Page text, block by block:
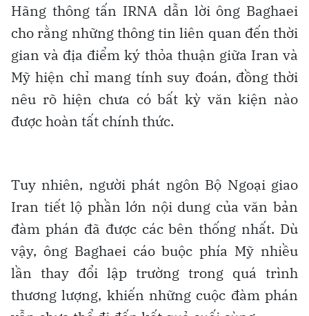
Hãng thông tấn IRNA dẫn lời ông Baghaei
cho rằng những thông tin liên quan đến thời
gian và địa điểm ký thỏa thuận giữa Iran và
Mỹ hiện chỉ mang tính suy đoán, đồng thời
nêu rõ hiện chưa có bất kỳ văn kiện nào
được hoàn tất chính thức.
Tuy nhiên, người phát ngôn Bộ Ngoại giao
Iran tiết lộ phần lớn nội dung của văn bản
đàm phán đã được các bên thống nhất. Dù
vậy, ông Baghaei cáo buộc phía Mỹ nhiều
lần thay đổi lập trường trong quá trình
thương lượng, khiến những cuộc đàm phán